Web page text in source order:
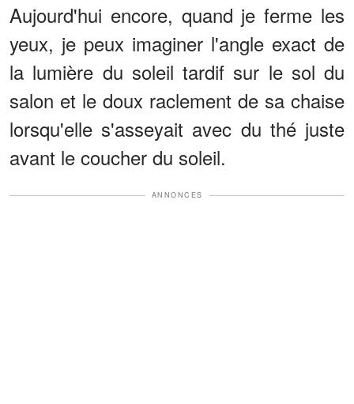
Aujourd'hui encore, quand je ferme les
yeux, je peux imaginer l'angle exact de
la lumière du soleil tardif sur le sol du
salon et le doux raclement de sa chaise
lorsqu'elle s'asseyait avec du thé juste
avant le coucher du soleil.
ANNONCES